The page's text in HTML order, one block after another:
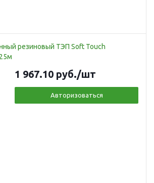
резиновый ТЭП Soft Touch
1 967.10 руб./шт
Авторизоваться